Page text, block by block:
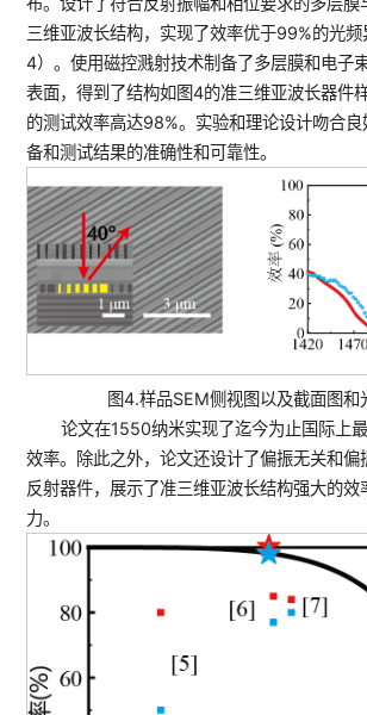
三维亚波长结构，实现了效率优于99%的光频
4）。使用磁控溅射技术制备了多层膜和电子
表面，得到了结构如图4的准三维亚波长器件
的测试效率高达98%。实验和理论设计吻合良
备和测试结果的准确性和可靠性。
图4.样品SEM侧视图以及截面图和
论文在1550纳米实现了迄今为止国际上
效率。除此之外，论文还设计了偏振无关和偏
反射器件，展示了准三维亚波长结构强大的效
力。